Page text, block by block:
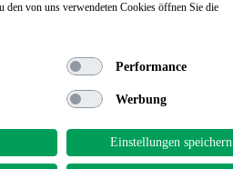
den von uns verwendeten Cookies öffnen Sie die
Performance
Werbung
Einstellungen speichern